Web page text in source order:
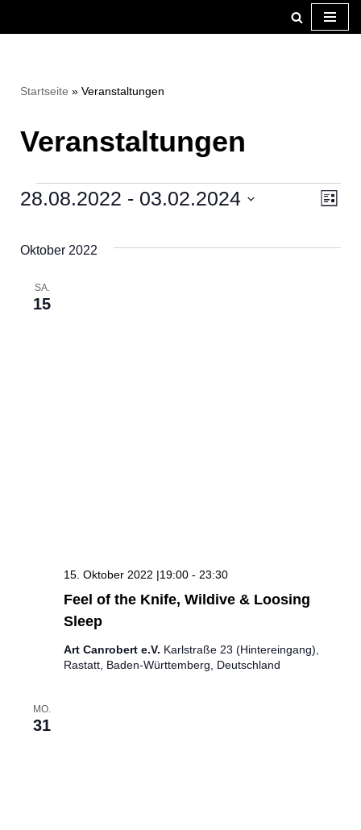
Startseite » Veranstaltungen
Veranstaltungen
Liste
28.08.2022 - 03.02.2024
Oktober 2022
SA.
15
Feel of the Knife, Wildive & Loosing
Sleep
15. Oktober 2022 |19:00 - 23:30
Art Canrobert e.V. Karlstraße 23 (Hintereingang),
Rastatt, Baden-Württemberg, Deutschland
MO.
31